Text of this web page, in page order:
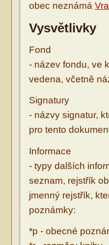
obec neznámá
Vysvětlivky
Fond
- název fondu, ve
vedena, včetně
Signatury
- názvy signatur,
pro tento
Informace
- typy dalších
seznam, rejstřík
jmenný rejstřík,
poznámky:
*p - obecné